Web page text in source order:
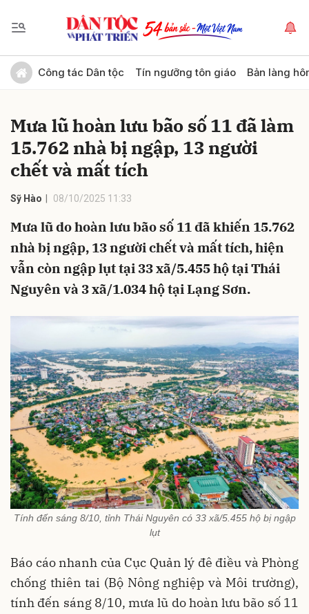
Công tác Dân tộc Tín ngưỡng tôn giáo Bản làng
Mưa lũ hoàn lưu bão số 11 đã làm
15.762 nhà bị ngập, 13 người
chết và mất tích
Sỹ Hào 08/10/2025 11:33
Mưa lũ do hoàn lưu bão số 11 đã khiến 15.762
nhà bị ngập, 13 người chết và mất tích, hiện
vẫn còn ngập lụt tại 33 xã/5.455 hộ tại Thái
Nguyên và 3 xã/1.034 hộ tại Lạng Sơn.
Tính đến sáng 8/10, tỉnh Thái Nguyên có 33 xã/5.455 hộ bị ngập
lụt
Báo cáo nhanh của Cục Quản lý đê điều và Phòng
chống thiên tai (Bộ Nông nghiệp và Môi trường),
tính đến sáng 8/10, mưa lũ do hoàn lưu bão số 11
Gửi bình luận